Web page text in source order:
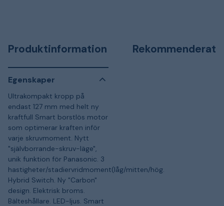
Produktinformation
Egenskaper
Ultrakompakt kropp på
endast 127 mm med helt ny
kraftfull Smart borstlös motor
som optimerar kraften inför
varje skruvmoment. Nytt
"självborrande-skruv-läge",
unik funktion för Panasonic. 3
hastigheter/stadiervridmoment(låg/mitten/hög.
Hybrid Switch. Ny "Carbon"
design. Elektrisk broms.
Bälteshållare. LED-ljus. Smart
Rekommenderat